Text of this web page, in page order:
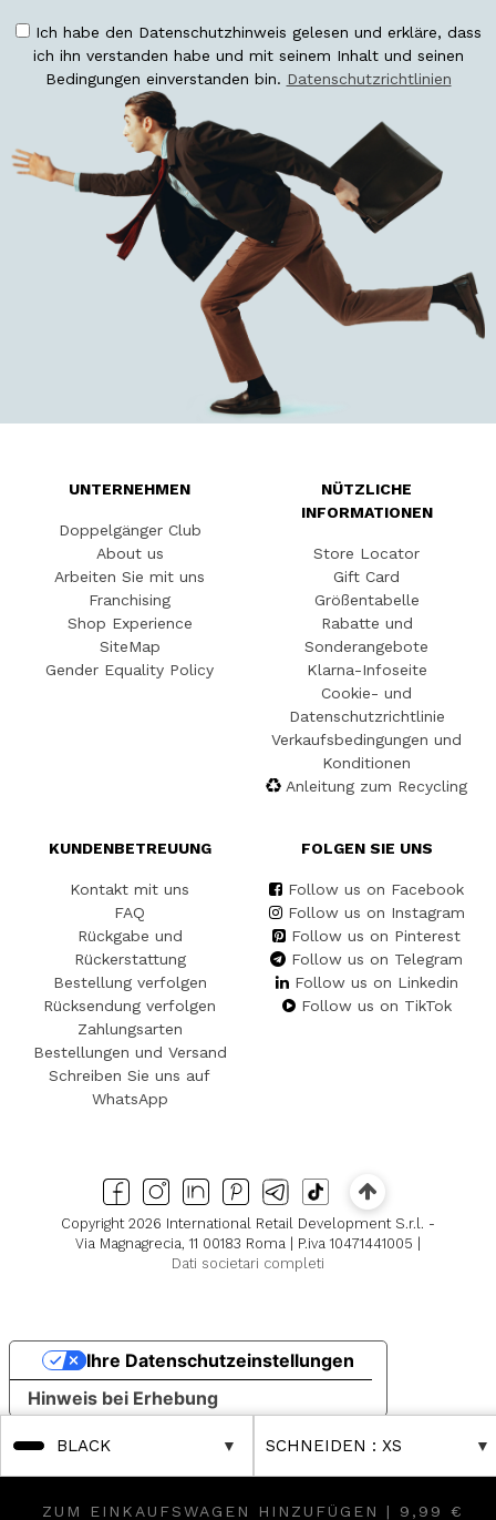
BLACK SCHNEIDEN : XS
ZUM EINKAUFSWAGEN HINZUFÜGEN | 9,99 €
Ich habe den Datenschutzhinweis gelesen und erkläre, dass
ich ihn verstanden habe und mit seinem Inhalt und seinen
Bedingungen einverstanden bin. Datenschutzrichtlinien
UNTERNEHMEN
Doppelgänger Club
About us
Arbeiten Sie mit uns
Franchising
Shop Experience
SiteMap
Gender Equality Policy
NÜTZLICHE
INFORMATIONEN
Store Locator
Gift Card
Größentabelle
Rabatte und
Sonderangebote
Klarna-Infoseite
Cookie- und
Datenschutzrichtlinie
Verkaufsbedingungen und
Konditionen
Anleitung zum Recycling
KUNDENBETREUUNG
Kontakt mit uns
FAQ
Rückgabe und
Rückerstattung
Bestellung verfolgen
Rücksendung verfolgen
Zahlungsarten
Bestellungen und Versand
Schreiben Sie uns auf
WhatsApp
FOLGEN SIE UNS
Follow us on Facebook
Follow us on Instagram
Follow us on Pinterest
Follow us on Telegram
Follow us on Linkedin
Follow us on TikTok
Copyright 2026 International Retail Development S.r.l. -
Via Magnagrecia, 11 00183 Roma | P.iva 10471441005 |
Dati societari completi
Hinweis bei Erhebung
Ihre Datenschutzeinstellungen